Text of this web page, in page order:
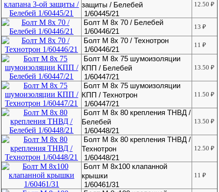
защиты / Белебей
1/60445/21
12.50₽
Болт М 8х 70 / Белебей
1/60446/21
13₽
Болт М 8х 70 / Технотрон
1/60446/21
11₽
Болт М 8х 75 шумоизоляции
КПП / Белебей
1/60447/21
13.50₽
Болт М 8х 75 шумоизоляции
КПП / Технотрон
1/60447/21
11.50₽
Болт М 8х 80 крепления ТНВД /
Белебей
1/60448/21
13.50₽
Болт М 8х 80 крепления ТНВД /
Технотрон
1/60448/21
12.50₽
Болт М 8х100 клапанной
крышки
1/60461/31
11₽